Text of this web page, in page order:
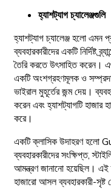
হ্যাশট্যাগ চ্যালেঞ্জগুলি
হ্যাশট্যাগ চ্যালেঞ্জ হলো এমন
ব্যবহারকারীদের একটি নির্দিষ্ট
তৈরি করতে উৎসাহিত করেন।
একটি অংশগ্রহণমূলক ও
ভাইরাল মুহূর্তের জন্ম দেয়।
করেন এবং হ্যাশট্যাগটি
করে।
একটি ক্লাসিক উদাহরণ হলো
ব্যবহারকারীদের সংক্ষিপ্ত,
আমন্ত্রণ জানানো হয়েছিল। এই
হাজারো আসল ব্যবহারকারী-সৃষ্ট